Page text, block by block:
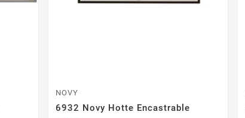
NOVY
6932 Novy Hotte Encastrable